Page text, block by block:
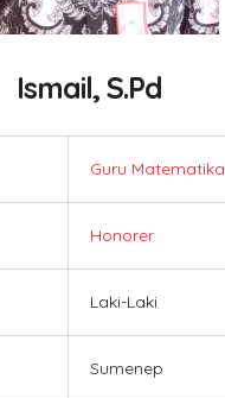
Ismail, S.Pd
Guru Matematika
Honorer
Laki-Laki
Sumenep